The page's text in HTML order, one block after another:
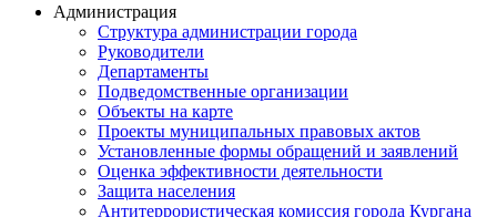
Администрация
Структура администрации города
Руководители
Департаменты
Подведомственные организации
Объекты на карте
Проекты муниципальных правовых актов
Установленные формы обращений и заявлений
Оценка эффективности деятельности
Защита населения
Антитеррористическая комиссия города Кургана